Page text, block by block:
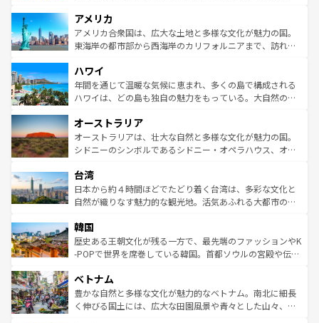
ンツ一覧を参照してほしい。
の建物がそのまま残る町や、スイスならではのユニークな
博物館もあり、アルプス観光だけでなく町歩きも満喫する
ことができる。国民の所得が高いため物価も高いが、旅行
ば市内交通費無料で観光を楽しむこともできる。 なお、新
着のスイス情報はコンテンツ一覧 を参照してほしい。
アメリカ
アメリカ合衆国は、広大な土地と多様な文化が魅力の国。
東海岸の都市部から西海岸のカリフォルニアまで、訪れる
のような巨大都市は、観光、ショッピング、エンターテイ
ンメントが詰まった刺激的なスポットだ。一方、アメリカ
西部には大自然が広がり、グランドキャニオンやイエロー
部のニューオーリンズでは、音楽と美食が融合した独特の
文化が魅力。旅行者はアメリカの各地域で異なる魅力を楽
しみながら、その多様性と豊かな歴史を感じることができ
ならではの贅沢な旅のスタイルだ。 なお、新着のアメリカ
情報はコンテンツ一覧を参照してほしい。
ハワイ
年間を通じて温暖な気候に恵まれ、多くの島で構成される
ハワイは、どの島も独自の魅力をもっている。大自然の神
ワイ島は見逃せない。また、定番の観光地といえばオアフ
島だが、静かな自然を求めるならマウイ島やカウアイ島が
おすすめ。エメラルドグリーンに輝く海をはじめ、豊かな
れるおもてなしの心で訪れる人々を迎えてくれるハワイの
人々、おいしいローカルフードやハワイアンミュージッ
ク、伝統的なフラダンスなど、すべてがハワイの魅力を彩
ワイを、存分に味わってほしい。 なお、新着のハワイ情報
はコンテンツ一覧を参照してほしい。
オーストラリア
オーストラリアは、壮大な自然と多様な文化が魅力の国。
シドニーのシンボルであるシドニー・オペラハウス、オー
リアリーフや大陸中央部にそびえるウルル（エアーズロッ
ク）、タスマニアの美しい原生林やケアンズの熱帯雨林な
ど、見どころがたくさん。また、カフェやワイン、オージ
いる。アクティビティも充実しており、サーフィンやダイ
ビング、ハイキングなど、アウトドア好きにはたまらな
い。オーストラリアの多彩な魅力を存分に味わいつくそ
参照してほしい。
台湾
日本から約４時間ほどでたどり着く台湾は、多彩な文化と
自然が織りなす魅力的な観光地。活気あふれる大都市の台
ン）、静ひつな山岳地帯である台湾東部など、都市の喧騒
と山間の静けさが共存しており、訪れる人に新しい発見と
驚きをもたらしてくれる。また、奥深い台湾の食文化も魅
容にもいいと評判のスイーツなど、バラエティ豊かな料理
が味わえる。 なお、新着の台湾情報は コンテンツ一覧を参
照してほしい。
韓国
歴史ある王朝文化が残る一方で、最先端のファッションやK
-POPで世界を席巻している韓国。首都ソウルの宮殿や伝統
き、地方に足を延ばせば四季折々の自然美を楽しむことが
できる。そして、キムチや焼肉、絶品のストリートフード
まで、さまざまな韓国料理が待っている。夜には、韓国な
ベトナム
豊かな自然と多様な文化が魅力的なベトナム。南北に細長
く伸びる国土には、広大な田園風景や青々とした山々、世